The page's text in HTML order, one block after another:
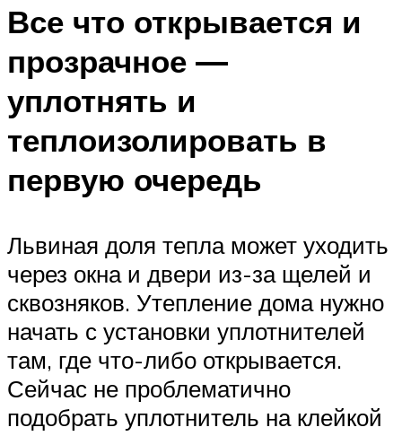
Все что открывается и
прозрачное —
уплотнять и
теплоизолировать в
первую очередь
Львиная доля тепла может уходить
через окна и двери из-за щелей и
сквозняков. Утепление дома нужно
начать с установки уплотнителей
там, где что-либо открывается.
Сейчас не проблематично
подобрать уплотнитель на клейкой